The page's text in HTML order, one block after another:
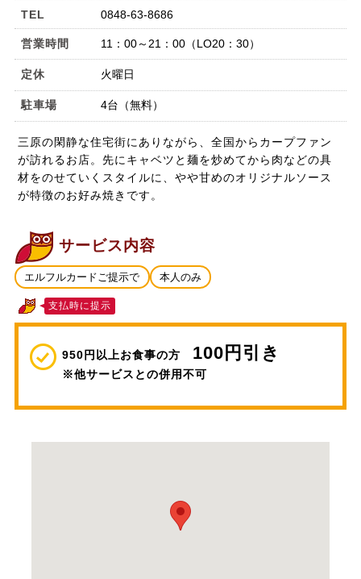
TEL 0848-63-8686
営業時間 11：00～21：00（LO20：30）
定休 火曜日
駐車場 4台（無料）
三原の閑静な住宅街にありながら、全国からカープファン
が訪れるお店。先にキャベツと麺を炒めてから肉などの具
材をのせていくスタイルに、やや甘めのオリジナルソース
が特徴のお好み焼きです。
サービス内容
エルフルカードご提示で 本人のみ
支払時に提示
950円以上お食事の方 100円引き
※他サービスとの併用不可